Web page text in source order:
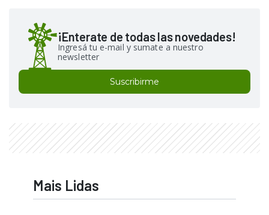
¡Enterate de todas las novedades!
Ingresá tu e-mail y sumate a nuestro
newsletter
Suscribirme
Mais Lidas